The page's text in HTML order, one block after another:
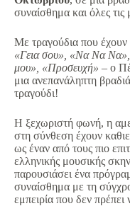
συναίσθημα και όλες τις
Με τραγούδια που
«Γεια σου», «Να Να
μου», «Προσευχή» – ο
μια ανεπανάληπτη
τραγούδι!
Η ξεχωριστή φωνή, η
στη σύνθεση έχουν
ως έναν από τους πιο
ελληνικής μουσικής
παρουσιάσει ένα
συναίσθημα με τη
εμπειρία που δεν πρέπει